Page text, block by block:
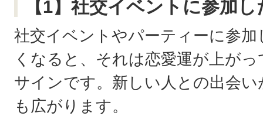
【1】社交イベントに参加
社交イベントやパーティーに参
くなると、それは恋愛運が上が
サインです。新しい人との出会
も広がります。